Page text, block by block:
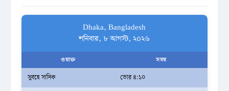
Dhaka, Bangladesh
শনিবার, ৮ আগস্ট, ২০২৬
ওয়াক্ত সময়
সুবহে সাদিক
ভোর ৪:১০